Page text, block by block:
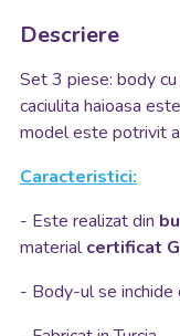
Descriere
Set 3 piese: body cu
caciulita haioasa
model este potrivit
Caracteristici:
- Este realizat din
material certificat
- Body-ul se inchide